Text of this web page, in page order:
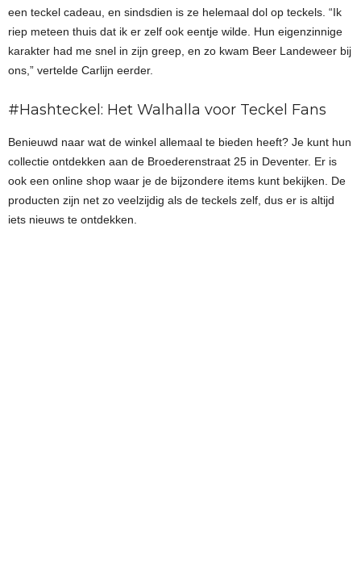
een teckel cadeau, en sindsdien is ze helemaal dol op teckels. “Ik
riep meteen thuis dat ik er zelf ook eentje wilde. Hun eigenzinnige
karakter had me snel in zijn greep, en zo kwam Beer Landeweer bij
ons,” vertelde Carlijn eerder.
#Hashteckel: Het Walhalla voor Teckel Fans
Benieuwd naar wat de winkel allemaal te bieden heeft? Je kunt hun
collectie ontdekken aan de Broederenstraat 25 in Deventer. Er is
ook een online shop waar je de bijzondere items kunt bekijken. De
producten zijn net zo veelzijdig als de teckels zelf, dus er is altijd
iets nieuws te ontdekken.